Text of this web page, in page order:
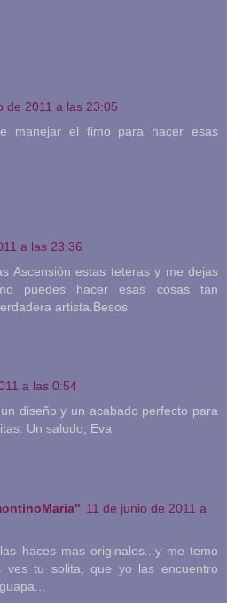
de 2011 a las 23:05
manejar el fimo para hacer esas
a las 23:36
Ascensión estas teteras y me dejas
puedes hacer esas cosas tan
artista.Besos
a las 0:54
diseño y un acabado perfecto para
Un saludo, Eva
11 de junio de 2011 a
haces mas originales...y me temo
tu solita, que yo las encuentro